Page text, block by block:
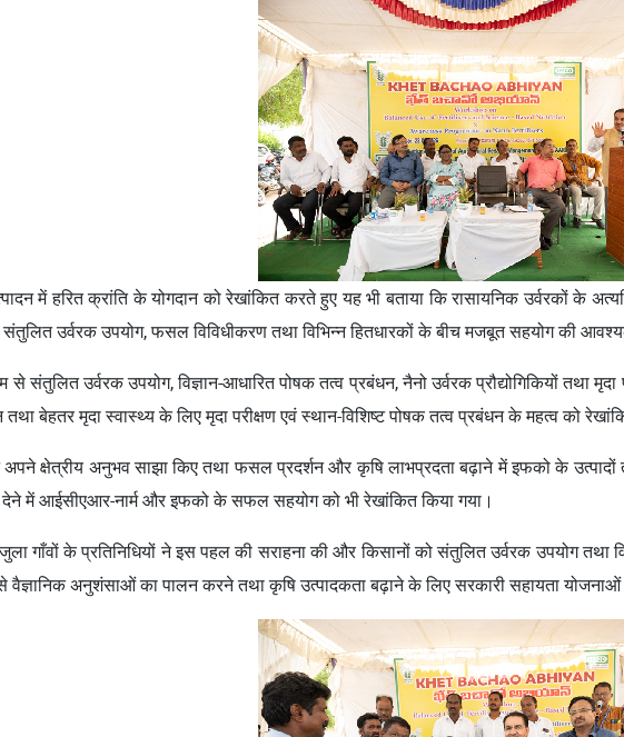
में हरित क्रांति के योगदान को रेखांकित करते हुए यह भी बताया कि रासायनिक उर्वरकों के
उर्वरक उपयोग, फसल विविधीकरण तथा विभिन्न हितधारकों के बीच मजबूत सहयोग की
से संतुलित उर्वरक उपयोग, विज्ञान-आधारित पोषक तत्व प्रबंधन, नैनो उर्वरक प्रौद्योगिकियों तथा
बेहतर मृदा स्वास्थ्य के लिए मृदा परीक्षण एवं स्थान-विशिष्ट पोषक तत्व प्रबंधन के महत्व को
क्षेत्रीय अनुभव साझा किए तथा फसल प्रदर्शन और कृषि लाभप्रदता बढ़ाने में इफको के उत्पादों
देने में आईसीएआर-नार्म और इफको के सफल सहयोग को भी रेखांकित किया गया।
गाँवों के प्रतिनिधियों ने इस पहल की सराहना की और किसानों को संतुलित उर्वरक उपयोग तथा
से वैज्ञानिक अनुशंसाओं का पालन करने तथा कृषि उत्पादकता बढ़ाने के लिए सरकारी सहायता